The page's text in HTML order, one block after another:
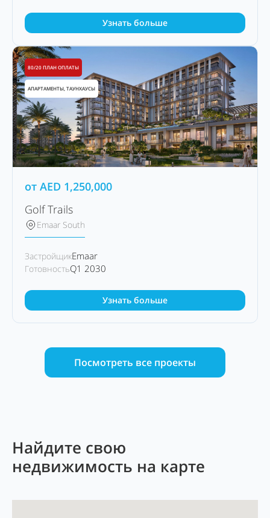
Узнать больше
80/20 ПЛАН ОПЛАТЫ
АПАРТАМЕНТЫ, ТАУНХАУСЫ
от AED 1,250,000
Golf Trails
Emaar South
ЗастройщикEmaar
ГотовностьQ1 2030
Узнать больше
Посмотреть все проекты
Найдите свою
недвижимость на карте